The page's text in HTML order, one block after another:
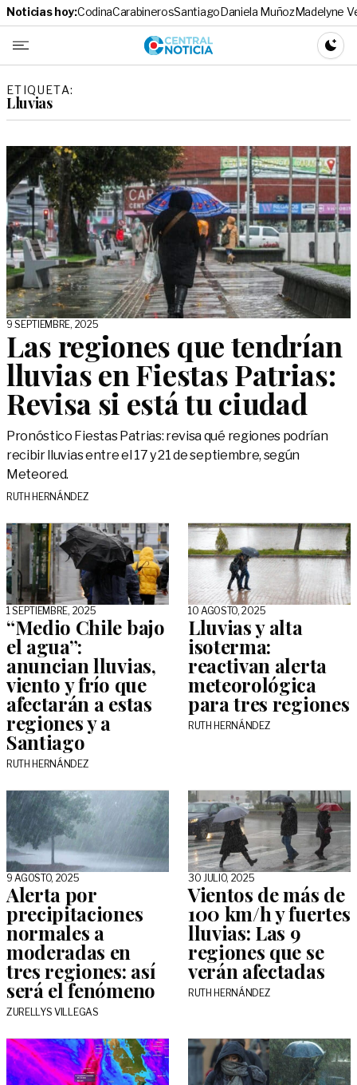
Noticias hoy:CodinaCarabinerosSantiagoDaniela MuñozMadelyne
Central
ETIQUETA:
Lluvias
9 SEPTIEMBRE, 2025
Las regiones que tendrían
lluvias en Fiestas Patrias:
Revisa si está tu ciudad
Pronóstico Fiestas Patrias: revisa qué regiones podrían
recibir lluvias entre el 17 y 21 de septiembre, según
Meteored.
RUTH HERNÁNDEZ
1 SEPTIEMBRE, 2025
“Medio Chile bajo
el agua”:
anuncian lluvias,
viento y frío que
afectarán a estas
regiones y a
Santiago
RUTH HERNÁNDEZ
10 AGOSTO, 2025
Lluvias y alta
isoterma:
reactivan alerta
meteorológica
para tres regiones
RUTH HERNÁNDEZ
9 AGOSTO, 2025
Alerta por
precipitaciones
normales a
moderadas en
tres regiones: así
será el fenómeno
ZURELLYS VILLEGAS
30 JULIO, 2025
Vientos de más de
100 km/h y fuertes
lluvias: Las 9
regiones que se
verán afectadas
RUTH HERNÁNDEZ